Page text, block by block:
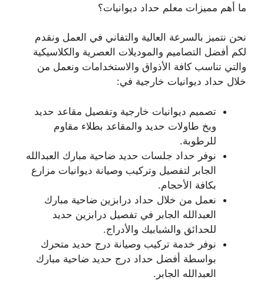
ما أهم مميزات معلم حداد ديوانيات؟
نحن نتميز بالسرعة العالية والتفاني في العمل ونقدم
لكم أفضل التصاميم والموديلات العصرية والكلاسيكية
والتي تناسب كافة الأذواق والاستخدامات ونعمل من
خلال حداد ديوانيات خارجية في:
تصميم ديوانيات خارجية وتفصيل مقاعد حديد
وبخ طاولات حديد والمقاعد بطلاء مقاوم
للرطوبة.
نوفر حداد جلسات حديد ضاحية مبارك العبدالله
الجابر لتفصيل وتركيب وصيانة ديوانيات مزارع
بكافة الأحجام.
نعمل من خلال حداد درابزين ضاحية مبارك
العبدالله الجابر في تفصيل درابزين حديد
للحدائق والشبابيك والأدراج.
نوفر خدمة تركيب وصيانة درج حديد متحرك
بواسطة أفضل حداد درج حديد ضاحية مبارك
العبدالله الجابر.